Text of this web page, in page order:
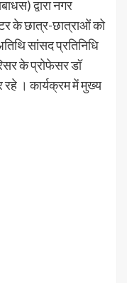
द्वारा नगर
के छात्र-छात्राओं को
सांसद प्रतिनिधि
के प्रोफेसर डॉ
रहे । कार्यक्रम में मुख्य